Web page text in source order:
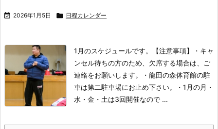
 2026年1月5日  日程カレンダー
1月のスケジュールです。 【注意事項】
・キャ
ンセル待ちの方のため、欠席する場合は、ご
連絡をお願いします。
・龍田の森体育館の駐
車は第二駐車場にお止め下さい。
・1月の月・
水・金・土は3回開催なので ...